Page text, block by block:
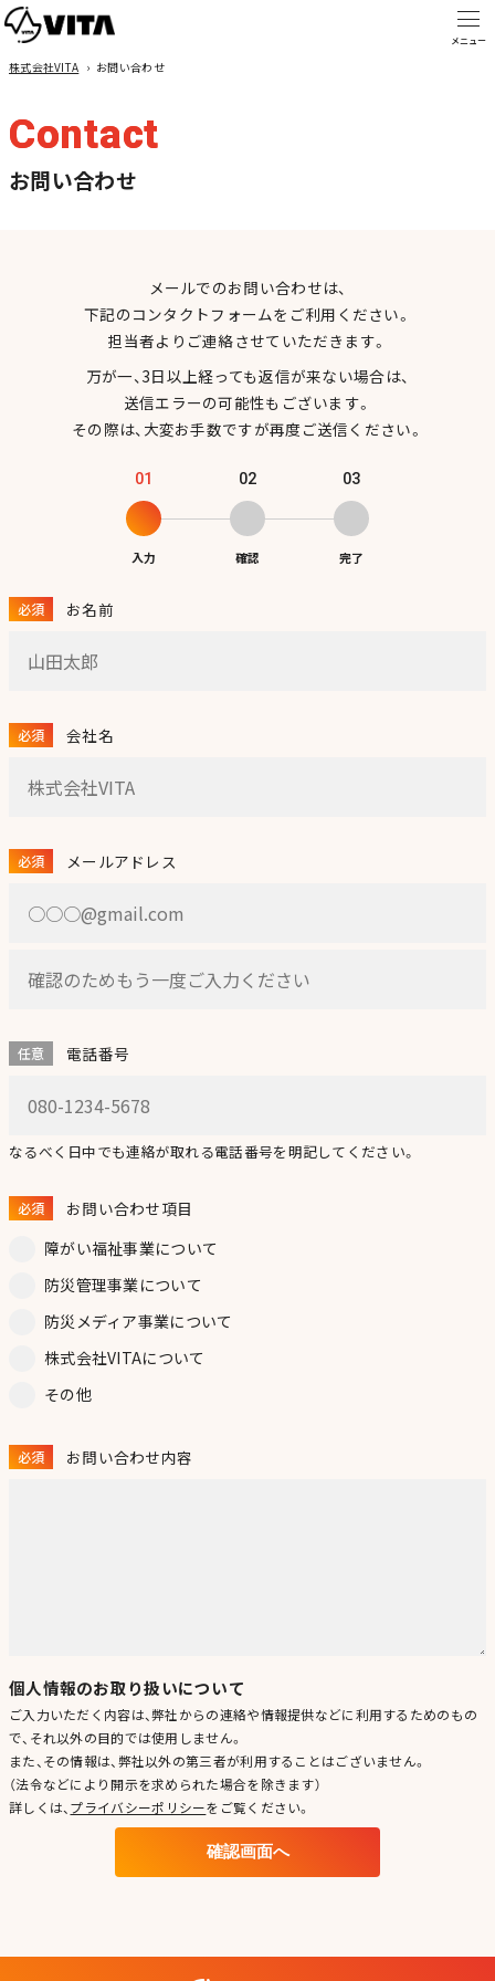
株式会社VITA › お問い合わせ
Contact
お問い合わせ
メールでのお問い合わせは、
下記のコンタクトフォームをご利用ください。
担当者よりご連絡させていただきます。
万が一、3日以上経っても返信が来ない場合は、
送信エラーの可能性もございます。
その際は、大変お手数ですが再度ご送信ください。
01
入力
02
確認
03
完了
必須 お名前
必須 会社名
必須 メールアドレス
任意 電話番号
なるべく日中でも連絡が取れる電話番号を明記してください。
必須
お問い合わせ項目
障がい福祉事業について
防災管理事業について
防災メディア事業について
株式会社VITAについて
その他
必須 お問い合わせ内容
個人情報のお取り扱いについて
ご入力いただく内容は、弊社からの連絡や情報提供などに利用するためのもの
で、それ以外の目的では使用しません。
また、その情報は、弊社以外の第三者が利用することはございません。
（法令などにより開示を求められた場合を除きます）
詳しくは、 プライバシーポリシーをご覧ください。